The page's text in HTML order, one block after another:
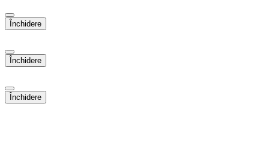
Închidere
Închidere
Închidere